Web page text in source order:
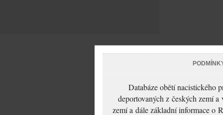
Databáze obětí nacistického
deportovaných z českých zemí
zemí a dále základní informace o